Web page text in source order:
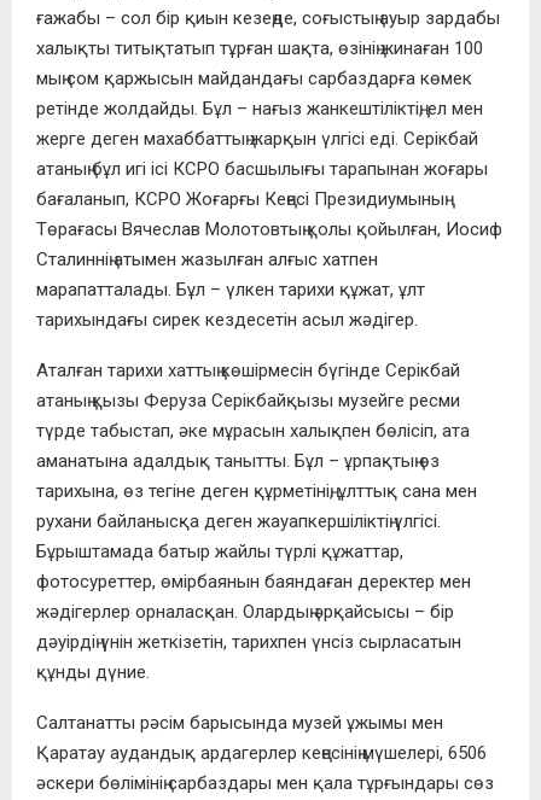
ғажабы – сол бір қиын кезеңде, соғыстың ауыр зардабы
халықты титықтатып тұрған шақта, өзінің жинаған 100
мың сом қаржысын майдандағы сарбаздарға көмек
ретінде жолдайды. Бұл – нағыз жанкештіліктің, ел мен
жерге деген махаббаттың жарқын үлгісі еді. Серікбай
атаның бұл игі ісі КСРО басшылығы тарапынан жоғары
бағаланып, КСРО Жоғарғы Кеңесі Президиумының
Төрағасы Вячеслав Молотовтың қолы қойылған, Иосиф
Сталиннің атымен жазылған алғыс хатпен
марапатталады. Бұл – үлкен тарихи құжат, ұлт
тарихындағы сирек кездесетін асыл жәдігер.
Аталған тарихи хаттың көшірмесін бүгінде Серікбай
атаның қызы Феруза Серікбайқызы музейге ресми
түрде табыстап, әке мұрасын халықпен бөлісіп, ата
аманатына адалдық танытты. Бұл – ұрпақтың өз
тарихына, өз тегіне деген құрметінің, ұлттық сана мен
рухани байланысқа деген жауапкершіліктің үлгісі.
Бұрыштамада батыр жайлы түрлі құжаттар,
фотосуреттер, өмірбаянын баяндаған деректер мен
жәдігерлер орналасқан. Олардың әрқайсысы – бір
дәуірдің үнін жеткізетін, тарихпен үнсіз сырласатын
құнды дүние.
Салтанатты рәсім барысында музей ұжымы мен
Қаратау аудандық ардагерлер кеңесінің мүшелері, 6506
әскери бөлімінің сарбаздары мен қала тұрғындары сөз